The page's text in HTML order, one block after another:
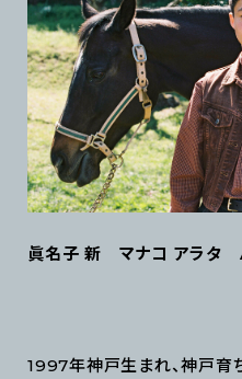
眞名子 新 マナコ アラ
1997年神戸生まれ、神戸育ち